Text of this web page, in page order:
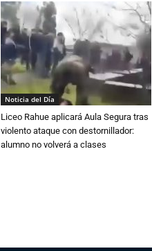
Noticia del Día
Liceo Rahue aplicará Aula Segura tras
violento ataque con destornillador:
alumno no volverá a clases